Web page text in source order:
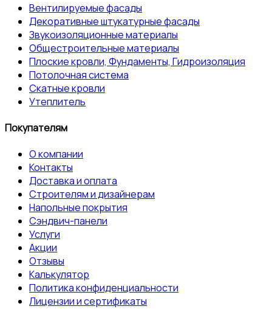
Вентилируемые фасады
Декоративные штукатурные фасады
Звукоизоляционные материалы
Общестроительные материалы
Плоские кровли, Фундаменты, Гидроизоляция
Потолочная система
Скатные кровли
Утеплитель
Покупателям
О компании
Контакты
Доставка и оплата
Строителям и дизайнерам
Напольные покрытия
Сэндвич-панели
Услуги
Акции
Отзывы
Калькулятор
Политика конфиденциальности
Лицензии и сертификаты